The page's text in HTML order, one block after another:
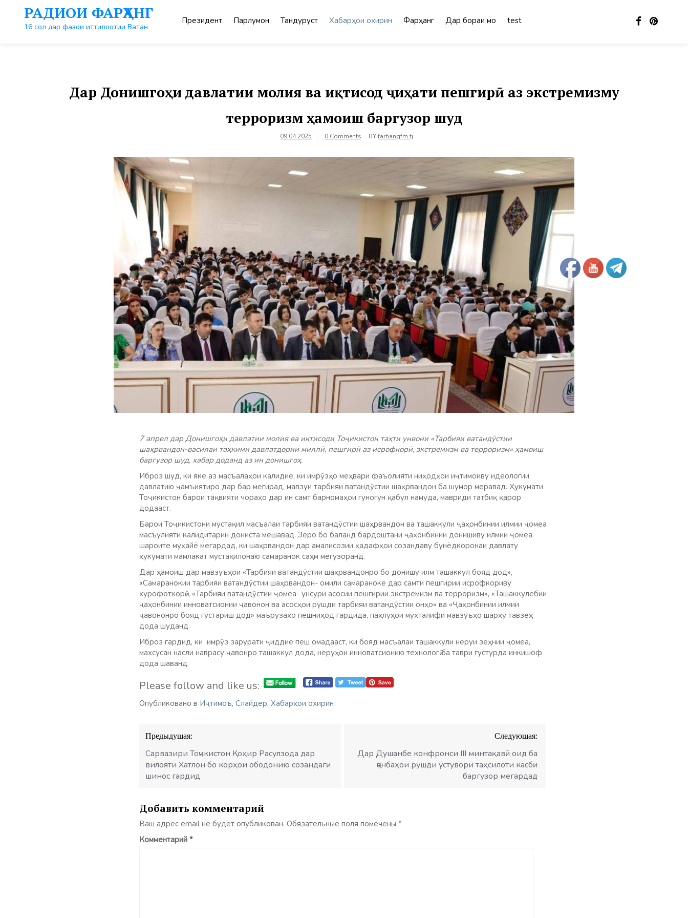
контенту
РАДИОИ ФАРҲАНГ
16 сол дар фазои иттилоотии Ватан
Президент Парлумон Тандурустӣ Хабарҳои охирин Фарҳанг Дар бораи мо test
Дар Донишгоҳи давлатии молия ва иқтисод ҷиҳати пешгирӣ аз экстремизму
терроризм ҳамоиш баргузор шуд
09.04.2025 0 Comments BYfarhangfm.tj
7 апрел дар Донишгоҳи давлатии молия ва иқтисоди Тоҷикистон таҳти унвони «Тарбияи ватандӯстии
шаҳрвандон-василаи таҳкими давлатдории миллӣ, пешгирӣ аз исрофкорӣ, экстремизм ва терроризм» ҳамоиш
баргузор шуд, хабар доданд аз ин донишгоҳ.
Иброз шуд, ки яке аз масъалаҳои калидие, ки имрӯзҳо меҳвари фаъолияти ниҳодҳои иҷтимоиву идеологии
давлатию ҷамъиятиро дар бар мегирад, мавзуи тарбияи ватандӯстии шаҳрвандон ба шумор меравад. Ҳукумати
Тоҷикистон барои тақвияти чораҳо дар ин самт барномаҳои гуногун қабул намуда, мавриди татбиқ қарор
додааст.
Барои Тоҷикистони мустақил масъалаи тарбияи ватандӯстии шаҳрвандон ва ташаккули ҷаҳонбинии илмии ҷомеа
масъулияти калидитарин дониста мешавад. Зеро бо баланд бардоштани ҷаҳонбинии донишиву илмии ҷомеа
шароите муҳайё мегардад, ки шаҳрвандон дар амалисозии ҳадафҳои созандаву бунёдкоронаи давлату
ҳукумати мамлакат мустақилонаю самаранок саҳм мегузоранд.
Дар ҳамоиш дар мавзуъҳои «Тарбияи ватандӯстии шаҳрвандонро бо донишу илм ташаккул бояд дод»,
«Самаранокии тарбияи ватандӯстии шаҳрвандон- омили самараноке дар самти пешгирии исрофкориву
хурофоткорӣ», «Тарбияи ватандӯстии ҷомеа- унсури асосии пешгирии экстремизм ва терроризм», «Ташаккулёбии
ҷаҳонбинии инноватсионии ҷавонон ва асосҳои рушди тарбияи ватандӯстии онҳо» ва «Ҷаҳонбинии илмии
ҷавононро бояд густариш дод» маърузаҳо пешниҳод гардида, паҳлуҳои мухталифи мавзуъҳо шарҳу тавзеҳ
дода шуданд.
Иброз гардид, ки имрӯз зарурати ҷиддие пеш омадааст, ки бояд масъалаи ташаккули неруи зеҳнии ҷомеа,
махсусан насли наврасу ҷавонро ташаккул дода, неруҳои инноватсионию технологӣ ба таври густурда инкишоф
дода шаванд.
Please follow and like us:
Опубликовано в Иҷтимоъ, Слайдер, Хабарҳои охирин
Навигация
по
записям
Предыдущая:
Сарвазири Тоҷикистон Қоҳир Расулзода дар
вилояти Хатлон бо корҳои ободонию созандагӣ
шинос гардид
Следующая:
Дар Душанбе конфронси III минтақавӣ оид ба
ҷанбаҳои рушди устувори таҳсилоти касбӣ
баргузор мегардад
Добавить комментарий
Ваш адрес email не будет опубликован. Обязательные поля помечены *
Комментарий *